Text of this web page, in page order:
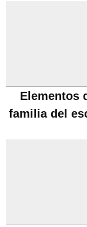
Elementos
familia del